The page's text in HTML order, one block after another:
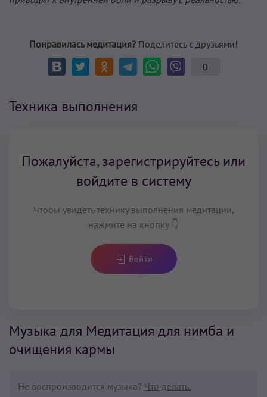
Понравилась медитация? Поделитесь с друзьями!
0
Техника выполнения
Пожалуйста, зарегистрируйтесь или
войдите в систему
Чтобы увидеть технику выполнения медитации,
нажмите на кнопку 👇
Войти
Музыка для Медитация для нимба и
очищения кармы
Не воспроизводится музыка? Что делать.